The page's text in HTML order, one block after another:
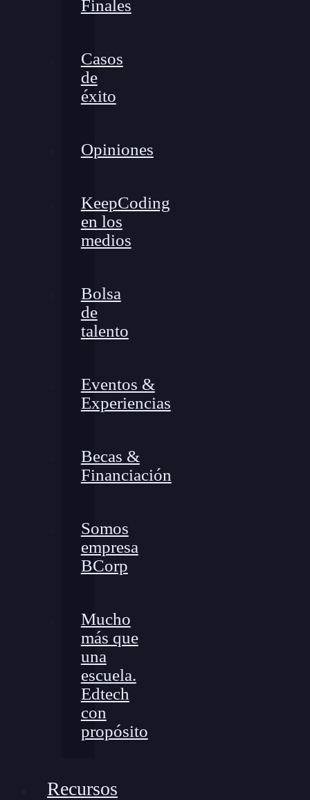
Finales
Casos
de
éxito
Opiniones
KeepCoding
en los
medios
Bolsa
de
talento
Eventos &
Experiencias
Becas &
Financiación
Somos
empresa
BCorp
Mucho
más que
una
escuela.
Edtech
con
propósito
Recursos